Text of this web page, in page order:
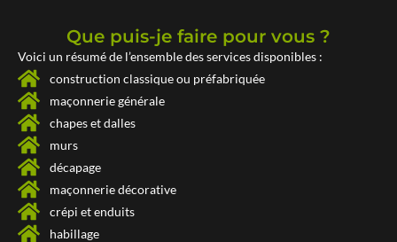
Que puis-je faire pour vous ?
Voici un résumé de l’ensemble des services disponibles :
construction classique ou préfabriquée
maçonnerie générale
chapes et dalles
murs
décapage
maçonnerie décorative
crépi et enduits
habillage